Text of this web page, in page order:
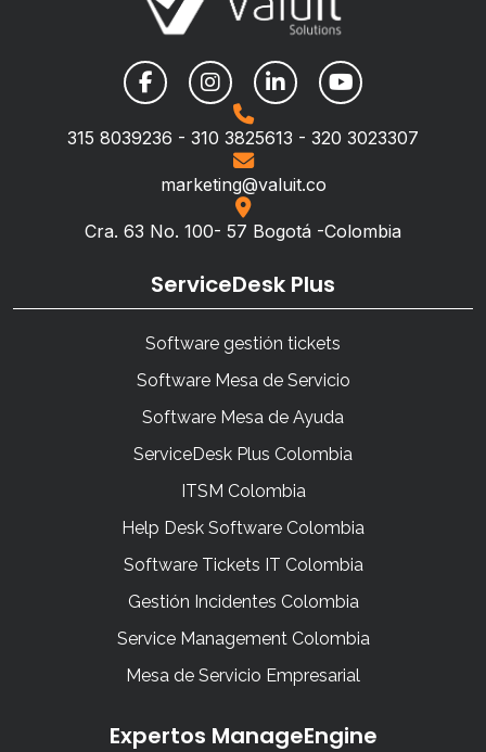
315 8039236 - 310 3825613 - 320 3023307
marketing@valuit.co
Cra. 63 No. 100- 57 Bogotá -Colombia
ServiceDesk Plus
Software gestión tickets
Software Mesa de Servicio
Software Mesa de Ayuda
ServiceDesk Plus Colombia
ITSM Colombia
Help Desk Software Colombia
Software Tickets IT Colombia
Gestión Incidentes Colombia
Service Management Colombia
Mesa de Servicio Empresarial
Expertos ManageEngine